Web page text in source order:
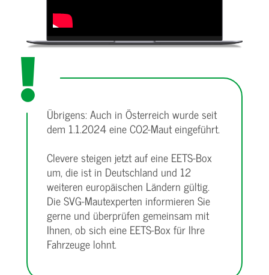
Übrigens: Auch in Österreich wurde seit
dem 1.1.2024 eine CO2-Maut eingeführt.
Clevere steigen jetzt auf eine EETS-Box
um, die ist in Deutschland und 12
weiteren europäischen Ländern gültig.
Die SVG-Mautexperten informieren Sie
gerne und überprüfen gemeinsam mit
Ihnen, ob sich eine EETS-Box für Ihre
Fahrzeuge lohnt.